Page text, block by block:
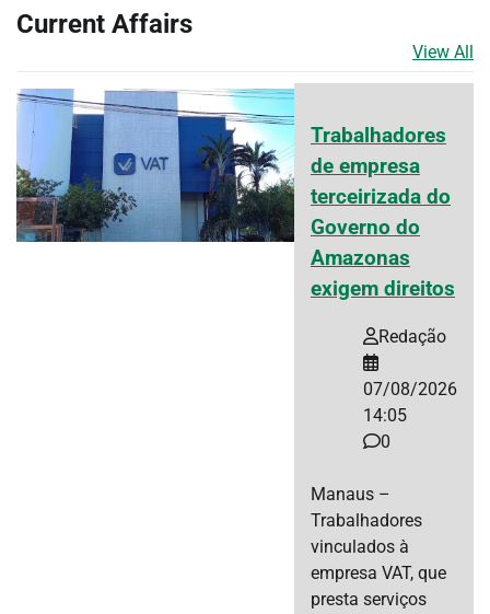
Current Affairs
View All
Trabalhadores
de empresa
terceirizada do
Governo do
Amazonas
exigem direitos
Redação
07/08/2026
14:05
0
Manaus –
Trabalhadores
vinculados à
empresa VAT, que
presta serviços